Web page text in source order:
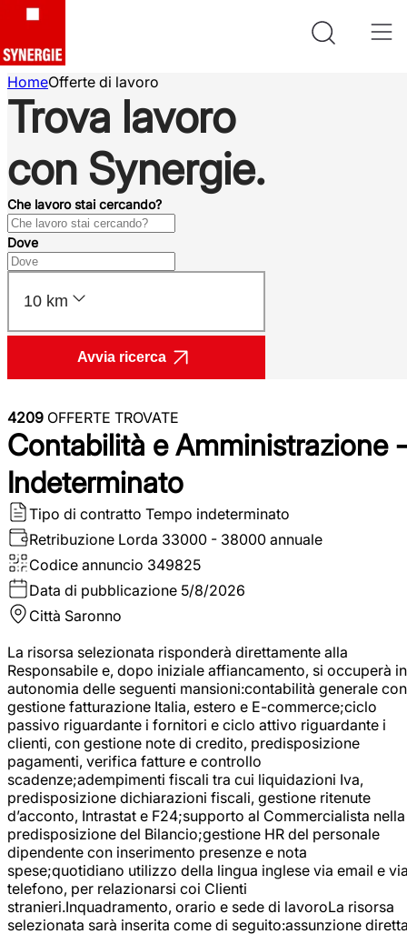
HomeOfferte di lavoro
Trova lavoro
con Synergie.
Che lavoro stai cercando?
Dove
10 km
Avvia ricerca
4209 OFFERTE TROVATE
Contabilità e Amministrazione -
Indeterminato
Tipo di contratto Tempo indeterminato
Retribuzione Lorda 33000 - 38000 annuale
Codice annuncio 349825
Data di pubblicazione 5/8/2026
Città Saronno
La risorsa selezionata risponderà direttamente alla
Responsabile e, dopo iniziale affiancamento, si occuperà in
autonomia delle seguenti mansioni:contabilità generale con
gestione fatturazione Italia, estero e E-commerce;ciclo
passivo riguardante i fornitori e ciclo attivo riguardante i
clienti, con gestione note di credito, predisposizione
pagamenti, verifica fatture e controllo
scadenze;adempimenti fiscali tra cui liquidazioni Iva,
predisposizione dichiarazioni fiscali, gestione ritenute
d’acconto, Intrastat e F24;supporto al Commercialista nella
predisposizione del Bilancio;gestione HR del personale
dipendente con inserimento presenze e nota
spese;quotidiano utilizzo della lingua inglese via email e
telefono, per relazionarsi coi Clienti
stranieri.Inquadramento, orario e sede di lavoroLa risorsa
selezionata sarà inserita come di seguito:assunzione